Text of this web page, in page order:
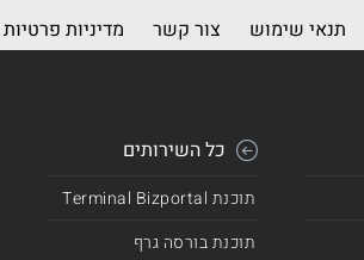
תנאי שימוש צור קשר מדיניות פרטיות
כל השירותים
תוכנת Terminal Bizportal
תוכנת בורסה גרף